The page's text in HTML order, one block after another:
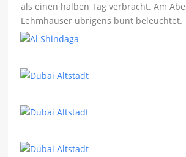
als einen halben Tag verbracht. Am
Lehmhäuser übrigens bunt beleuchtet.